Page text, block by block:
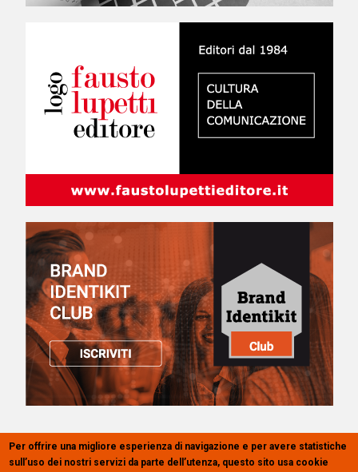
Per offrire una migliore esperienza di navigazione e per avere statistiche
sull’uso dei nostri servizi da parte dell’utenza, questo sito usa cookie